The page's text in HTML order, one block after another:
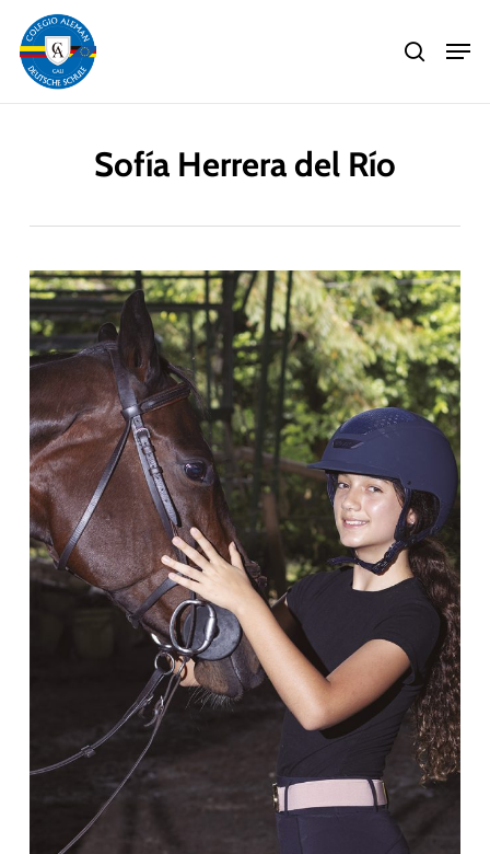
main
content
search
Sofía Herrera del Río